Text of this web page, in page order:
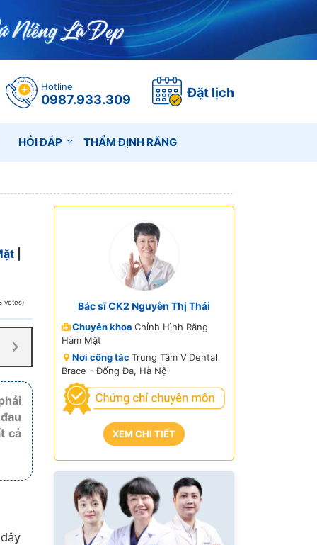
Hotline
0987.933.309 Đặt lịch
HỎI ĐÁP THẨM ĐỊNH RĂNG
votes)
cả
Bác sĩ CK2 Nguyễn Thị Thái
Chuyên khoa Chỉnh Hình Răng
Hàm Mặt
Nơi công tác Trung Tâm ViDental
Brace - Đống Đa, Hà Nội
XEM CHI TIẾT